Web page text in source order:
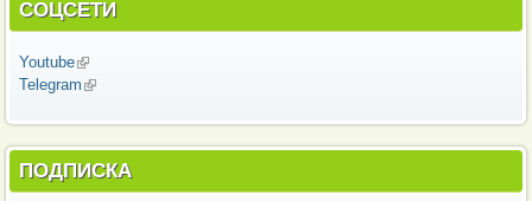
СОЦСЕТИ
Youtube(внешняя ссылка)
Telegram (внешняя ссылка)
ПОДПИСКА